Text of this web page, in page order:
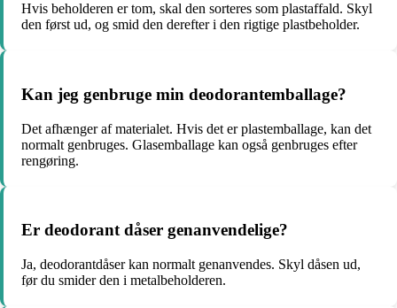
Hvis beholderen er tom, skal den sorteres som plastaffald. Skyl
den først ud, og smid den derefter i den rigtige plastbeholder.
Kan jeg genbruge min deodorantemballage?
Det afhænger af materialet. Hvis det er plastemballage, kan det
normalt genbruges. Glasemballage kan også genbruges efter
rengøring.
Er deodorant dåser genanvendelige?
Ja, deodorantdåser kan normalt genanvendes. Skyl dåsen ud,
før du smider den i metalbeholderen.